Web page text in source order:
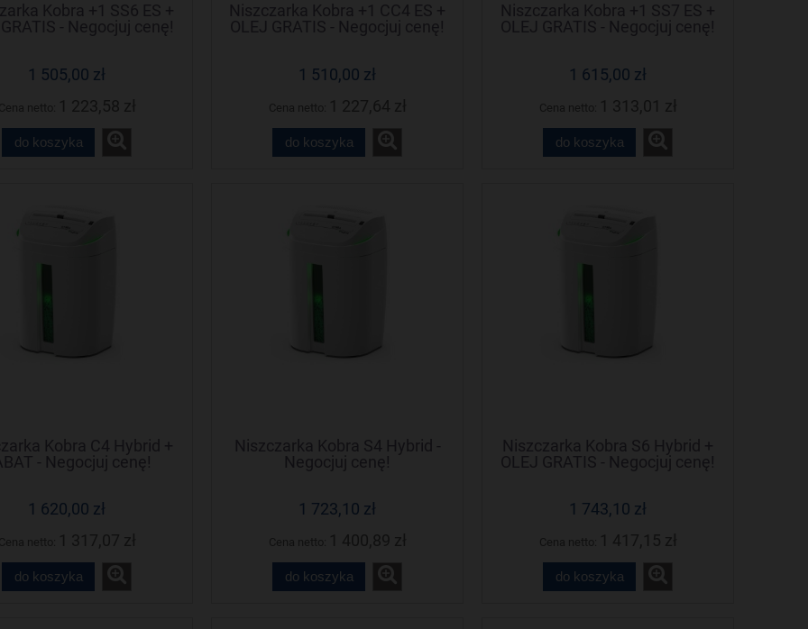
Kobra +1 SS6 ES +
- Negocjuj cenę!
1 505,00 zł
do koszyka
Niszczarka Kobra +1 CC4 ES +
OLEJ GRATIS - Negocjuj cenę!
1 510,00 zł
do koszyka
Niszczarka Kobra +1 SS7 ES +
OLEJ GRATIS - Negocjuj cenę!
1 615,00 zł
do koszyka
Kobra C4 Hybrid +
- Negocjuj cenę!
1 620,00 zł
do koszyka
Niszczarka Kobra S4 Hybrid -
Negocjuj cenę!
1 723,10 zł
do koszyka
Niszczarka Kobra S6 Hybrid +
OLEJ GRATIS - Negocjuj cenę!
1 743,10 zł
do koszyka